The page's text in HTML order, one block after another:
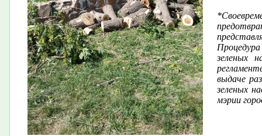
зеленых
выдаче
зеленых
мэрии